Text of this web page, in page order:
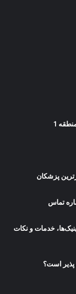
1
پزشکان
تماس
خدمات و نکات
پذیر است؟